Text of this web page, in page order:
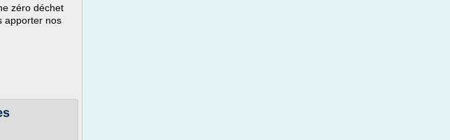
zéro déchet
apporter nos